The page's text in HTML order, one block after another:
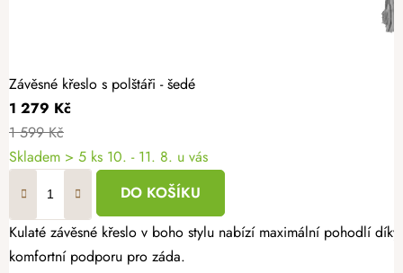
Závěsné křeslo s polštáři - šedé
1 279 Kč
1 599 Kč
Skladem > 5 ks 10. - 11. 8. u vás
DO KOŠÍKU
Kulaté závěsné křeslo v boho stylu nabízí maximální pohodlí
komfortní podporu pro záda.